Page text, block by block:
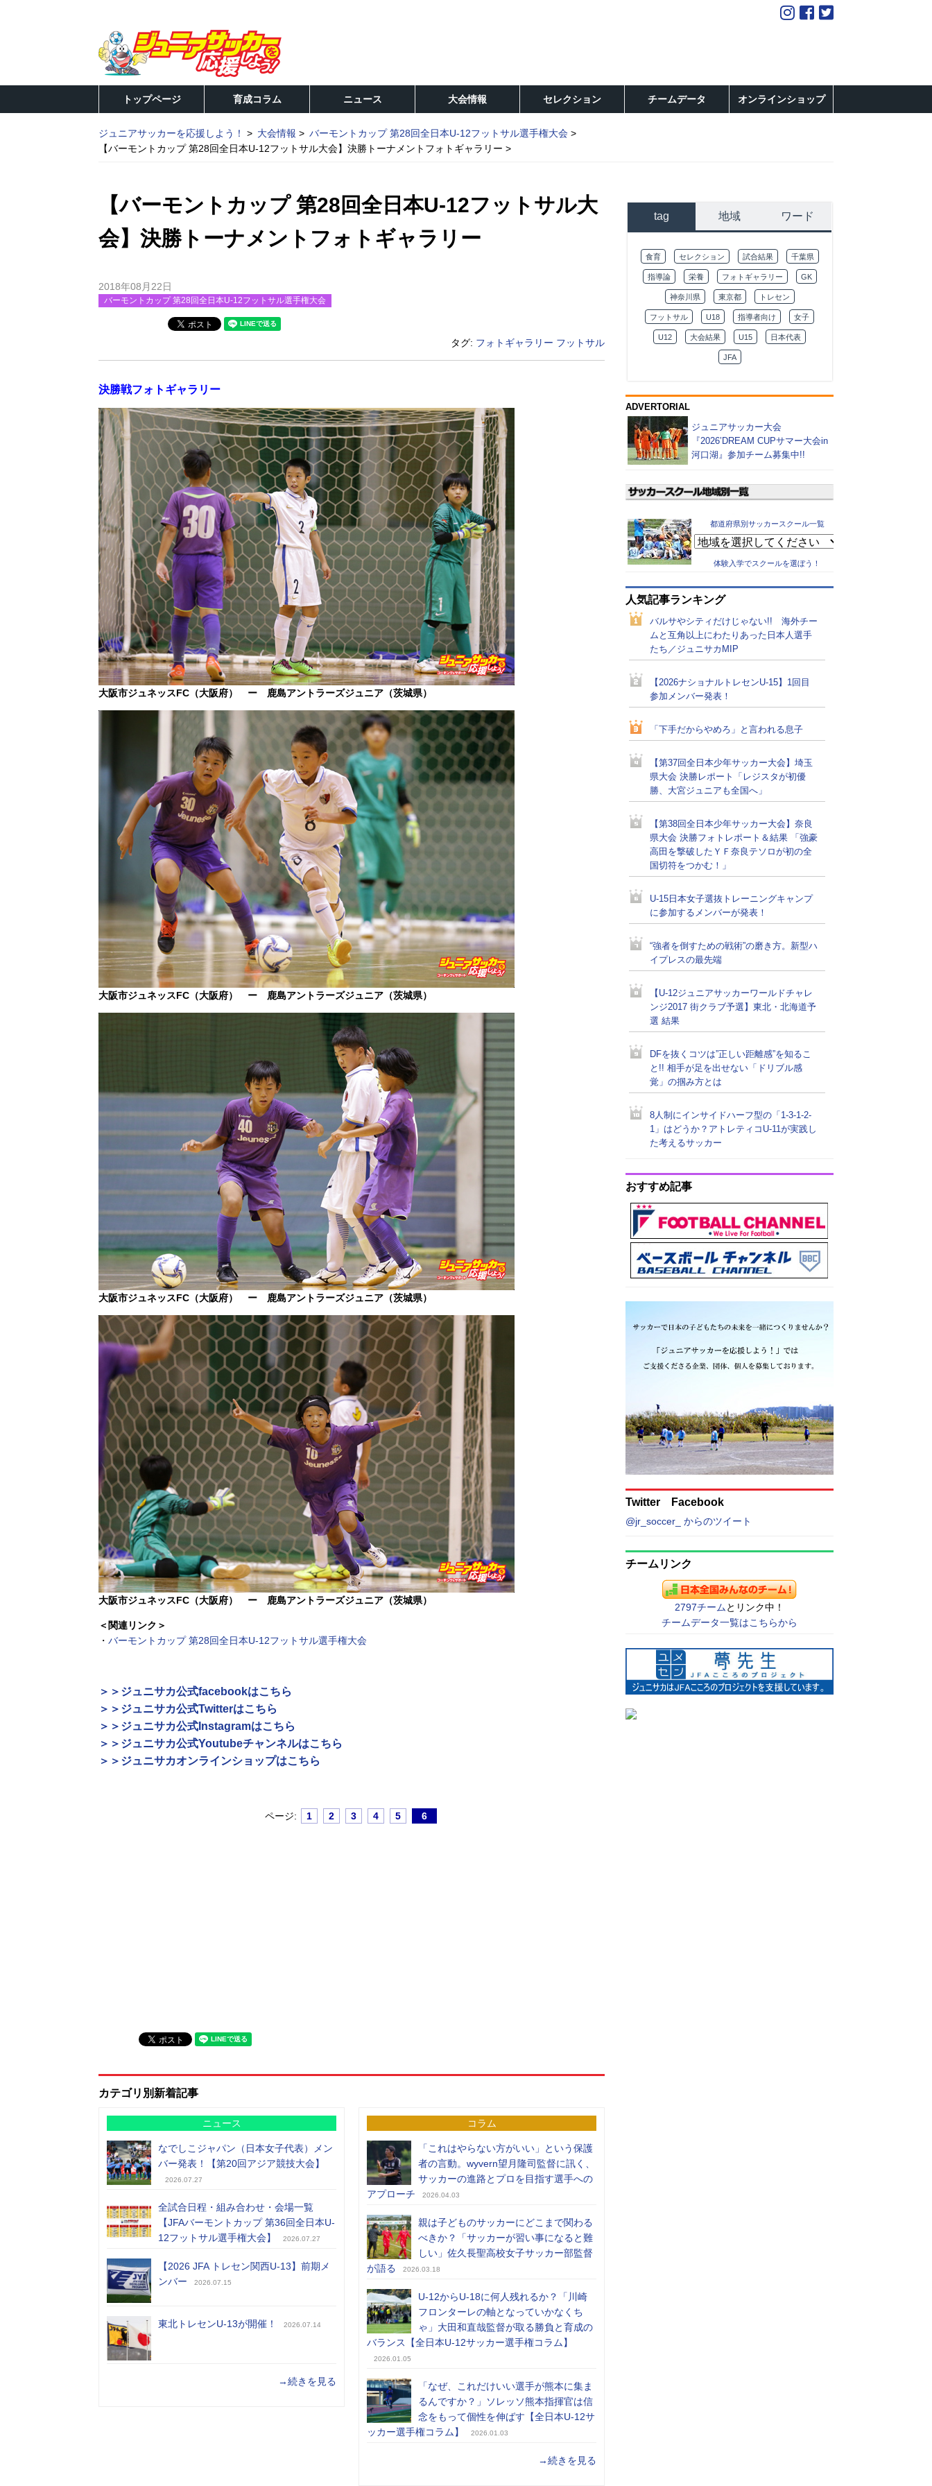
トップページ 育成コラム ニュース 大会情報 セレクション チームデータ オンラインショップ
ジュニアサッカーを応援しよう！ 大会情報
バーモントカップ 第28回全日本U-12フットサル選手権大会
【バーモントカップ 第28回全日本U-12フットサル大会】決勝トーナメントフォトギャラリー
【バーモントカップ 第28回全日本U-12フットサル大
会】決勝トーナメントフォトギャラリー
2018年08月22日
バーモントカップ 第28回全日本U-12フットサル選手権大会
タグ: フォトギャラリー フットサル
決勝戦フォトギャラリー
大阪市ジュネッスFC（大阪府） ー 鹿島アントラーズジュニア（茨城県）
大阪市ジュネッスFC（大阪府） ー 鹿島アントラーズジュニア（茨城県）
大阪市ジュネッスFC（大阪府） ー 鹿島アントラーズジュニア（茨城県）
大阪市ジュネッスFC（大阪府） ー 鹿島アントラーズジュニア（茨城県）
＜関連リンク＞
・ バーモントカップ 第28回全日本U-12フットサル選手権大会
＞＞ジュニサカ公式facebookはこちら
＞＞ジュニサカ公式Twitterはこちら
＞＞ジュニサカ公式Instagramはこちら
＞＞ジュニサカ公式Youtubeチャンネルはこちら
＞＞ジュニサカオンラインショップはこちら
ページ: 1 2 3 4 5 6
カテゴリ別新着記事
ニュース
なでしこジャパン（日本女子代表）メン
バー発表！【第20回アジア競技大会】
2026.07.27
全試合日程・組み合わせ・会場一覧
【JFAバーモントカップ 第36回全日本U-
12フットサル選手権大会】
2026.07.27
【2026 JFA トレセン関西U-13】前期メ
ンバー
2026.07.15
東北トレセンU-13が開催！ 2026.07.14
→続きを見る
コラム
「これはやらない方がいい」という保護
者の言動。wyvern望月隆司監督に訊く、
サッカーの進路とプロを目指す選手への
アプローチ
2026.04.03
親は子どものサッカーにどこまで関わる
べきか？「サッカーが習い事になると難
しい」佐久長聖高校女子サッカー部監督
が語る
2026.03.18
U-12からU-18に何人残れるか？「川崎
フロンターレの軸となっていかなくち
ゃ」大田和直哉監督が取る勝負と育成の
バランス【全日本U-12サッカー選手権コラム】
2026.01.05
「なぜ、これだけいい選手が熊本に集ま
るんですか？」ソレッソ熊本指揮官は信
念をもって個性を伸ばす【全日本U-12サ
ッカー選手権コラム】
2026.01.03
→続きを見る
tag 地域 ワード
食育 セレクション 試合結果 千葉県
指導論 栄養 フォトギャラリー GK
神奈川県 東京都 トレセン
フットサル U18 指導者向け 女子
U12 大会結果 U15 日本代表
JFA
ADVERTORIAL
ジュニアサッカー大会
『2026’DREAM CUPサマー大会in
河口湖』参加チーム募集中!!
都道府県別サッカースクール一覧
体験入学でスクールを選ぼう！
人気記事ランキング
バルサやシティだけじゃない!! 海外チー
ムと互角以上にわたりあった日本人選手
たち／ジュニサカMIP
【2026ナショナルトレセンU-15】1回目
参加メンバー発表！
「下手だからやめろ」と言われる息子
【第37回全日本少年サッカー大会】埼玉
県大会 決勝レポート「レジスタが初優
勝、大宮ジュニアも全国へ」
【第38回全日本少年サッカー大会】奈良
県大会 決勝フォトレポート＆結果 「強豪
高田を撃破したＹＦ奈良テソロが初の全
国切符をつかむ！」
U-15日本女子選抜トレーニングキャンプ
に参加するメンバーが発表！
“強者を倒すための戦術”の磨き方。新型ハ
イプレスの最先端
【U-12ジュニアサッカーワールドチャレ
ンジ2017 街クラブ予選】東北・北海道予
選 結果
DFを抜くコツは”正しい距離感”を知るこ
と!! 相手が足を出せない「ドリブル感
覚」の掴み方とは
8人制にインサイドハーフ型の「1-3-1-2-
1」はどうか？アトレティコU-11が実践し
た考えるサッカー
おすすめ記事
Twitter Facebook
@jr_soccer_ からのツイート
チームリンク
2797チーム とリンク中！
チームデータ一覧はこちらから